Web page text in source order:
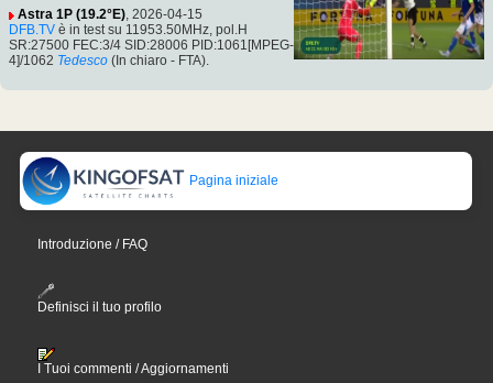
Astra 1P (19.2°E), 2026-04-15
DFB.TV è in test su 11953.50MHz, pol.H
SR:27500 FEC:3/4 SID:28006 PID:1061[MPEG-
4]/1062 Tedesco (In chiaro - FTA).
Pagina iniziale
Introduzione / FAQ
Definisci il tuo profilo
I Tuoi commenti / Aggiornamenti